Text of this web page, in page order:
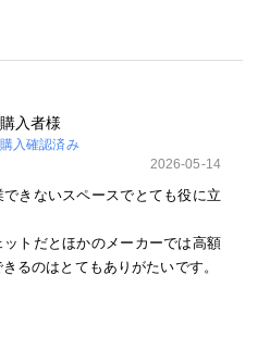
入者様
購入確認済み
2026-05-14
きないスペースでとても役に立
トだとほかのメーカーでは高額
るのはとてもありがたいです。